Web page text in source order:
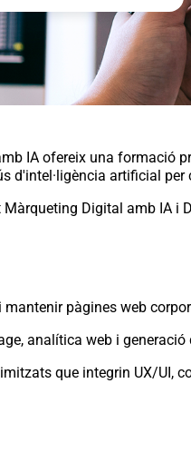
IA ofereix una
d'intel·ligència artificial
Digital amb IA i
pàgines web
analítica web i
que integrin UX/UI,